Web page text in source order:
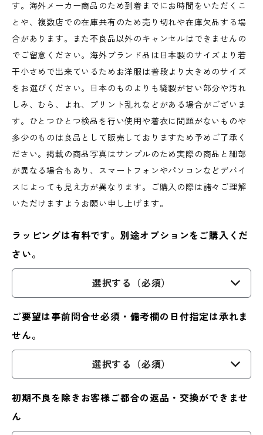
す。海外メーカー商品のため到着までにお時間をいただくこ
とや、複数店での在庫共有のため売り切れや在庫欠品する場
合があります。また不良品以外のキャンセルはできませんの
でご留意ください。海外ブランド品は日本製のサイズより若
干小さめで出来ているためお洋服は普段より大きめのサイズ
をお選びください。日本のものよりも縫製が甘い部分や汚れ
しみ、むら、よれ、プリント乱れなどがある場合がございま
す。ひとつひとつ検品を行い使用や着衣に問題がないものや
多少のものは良品として販売しておりますため予めご了承く
ださい。掲載の商品写真はサンプルのため実際の商品と細部
が異なる場合もあり、スマートフォンやパソコンなどデバイ
スによっても見え方が異なります。ご購入の際は諸々ご理解
いただけますようお願い申し上げます。
ラッピングは有料です。別途オプションをご購入くだ
さい。
選択する（必須）
ご要望は事前問合せ必須・備考欄の日付指定は承れま
せん。
選択する（必須）
初期不良を除きお客様ご都合の返品・交換ができませ
ん